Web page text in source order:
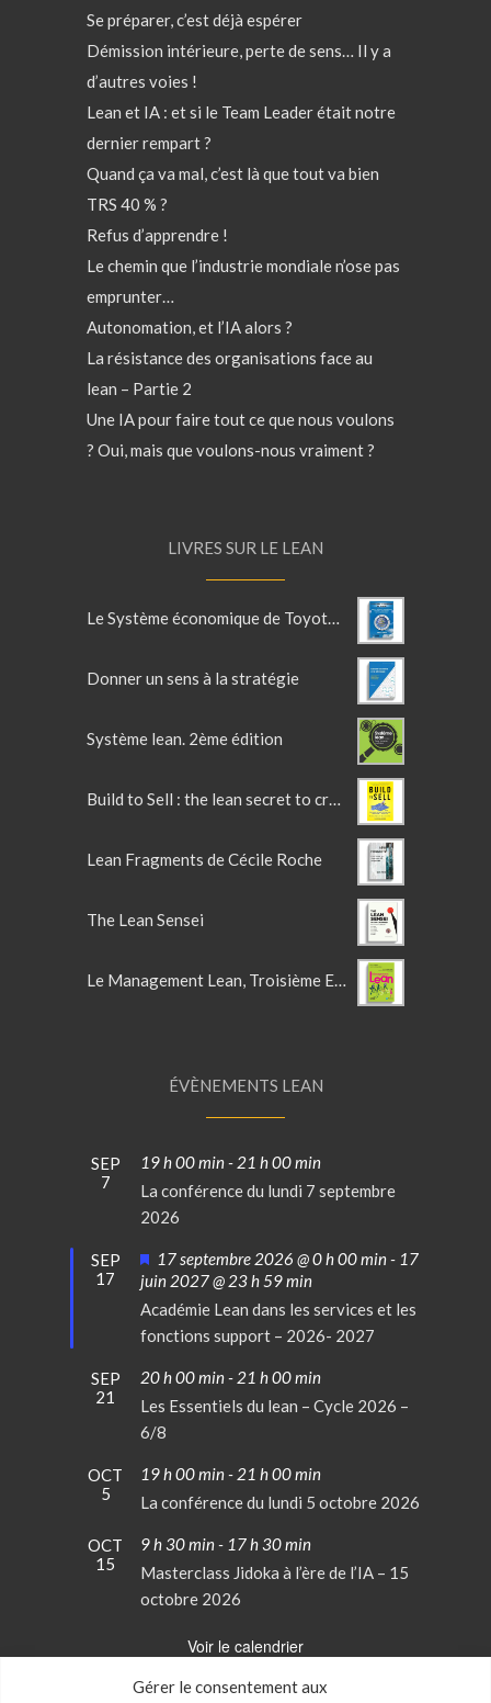
Gérer le consentement aux
Se préparer, c’est déjà espérer
Démission intérieure, perte de sens… Il y a
d’autres voies !
Lean et IA : et si le Team Leader était notre
dernier rempart ?
Quand ça va mal, c’est là que tout va bien
TRS 40 % ?
Refus d’apprendre !
Le chemin que l’industrie mondiale n’ose pas
emprunter…
Autonomation, et l’IA alors ?
La résistance des organisations face au
lean – Partie 2
Une IA pour faire tout ce que nous voulons
? Oui, mais que voulons-nous vraiment ?
LIVRES SUR LE LEAN
Le Système économique de Toyota - Tome 3 - Eléments managériaux
Donner un sens à la stratégie
Système lean. 2ème édition
Build to Sell : the lean secret to crafting irresistible products
Lean Fragments de Cécile Roche
The Lean Sensei
Le Management Lean, Troisième Edition actualisée
ÉVÈNEMENTS LEAN
SEP
7
19 h 00 min- 21 h 00 min
La conférence du lundi 7 septembre
2026
SEP
17
Mis
en
avant
17 septembre 2026 @ 0 h 00 min- 17
juin 2027 @ 23 h 59 min
Académie Lean dans les services et les
fonctions support – 2026- 2027
SEP
21
20 h 00 min- 21 h 00 min
Les Essentiels du lean – Cycle 2026 –
6/8
OCT
5
19 h 00 min- 21 h 00 min
La conférence du lundi 5 octobre 2026
OCT
15
9 h 30 min- 17 h 30 min
Masterclass Jidoka à l’ère de l’IA – 15
octobre 2026
Voir le calendrier